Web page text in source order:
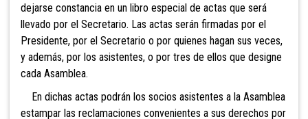
dejarse constancia en un libro especial de actas que será
llevado por el Secretario. Las actas serán firmadas por el
Presidente, por el Secretario o por quienes hagan sus veces,
y además, por los asistentes, o por tres de ellos que designe
cada Asamblea.
En dichas actas podrán los socios asistentes a la Asamblea
estampar las reclamaciones convenientes a sus derechos por